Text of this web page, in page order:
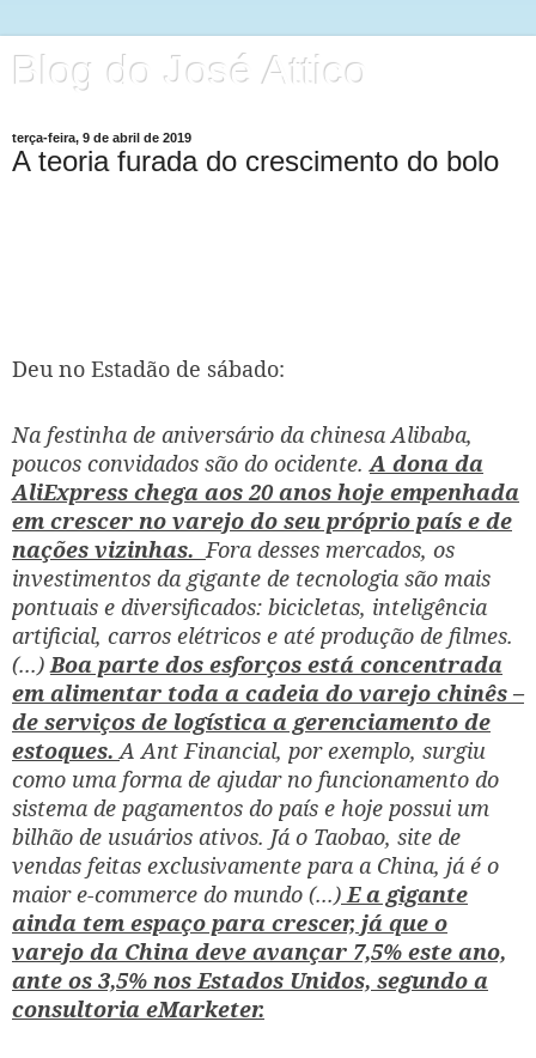
Blog do José Attico
terça-feira, 9 de abril de 2019
A teoria furada do crescimento do bolo
Deu no Estadão de sábado:
Na festinha de aniversário da chinesa Alibaba,
poucos convidados são do ocidente.A dona da
AliExpress chega aos 20 anos hoje empenhada
em crescer no varejo do seu próprio país e de
nações vizinhas. Fora desses mercados, os
investimentos da gigante de tecnologia são mais
pontuais e diversificados: bicicletas, inteligência
artificial, carros elétricos e até produção de filmes.
(...)Boa parte dos esforços está concentrada
em alimentar toda a cadeia do varejo chinês –
de serviços de logística a gerenciamento de
estoques.A Ant Financial, por exemplo, surgiu
como uma forma de ajudar no funcionamento do
sistema de pagamentos do país e hoje possui um
bilhão de usuários ativos. Já o Taobao, site de
vendas feitas exclusivamente para a China, já é o
maior e-commerce do mundo (...)E a gigante
ainda tem espaço para crescer, já que o
varejo da China deve avançar 7,5% este ano,
ante os 3,5% nos Estados Unidos, segundo a
consultoria eMarketer.